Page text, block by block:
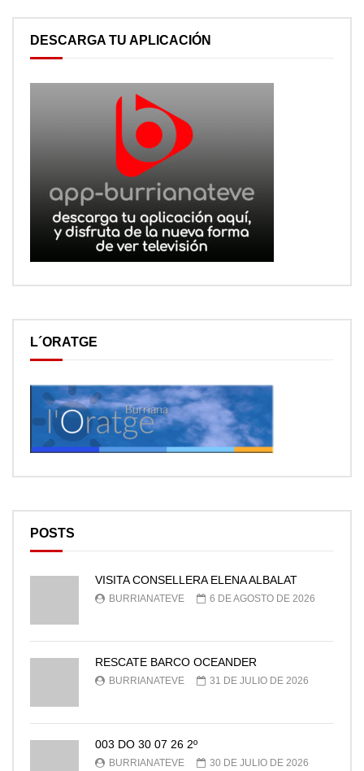
DESCARGA TU APLICACIÓN
L´ORATGE
POSTS
VISITA CONSELLERA ELENA ALBALAT
BURRIANATEVE 6 DE AGOSTO DE 2026
RESCATE BARCO OCEANDER
BURRIANATEVE 31 DE JULIO DE 2026
003 DO 30 07 26 2º
BURRIANATEVE 30 DE JULIO DE 2026